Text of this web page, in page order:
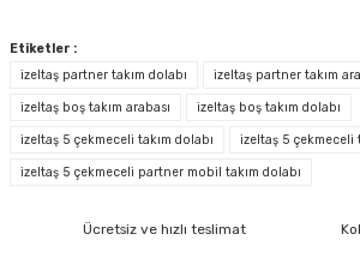
İzeltaş
İzeltaş Lokmalı Allen Uç ve Star Torx Uç Takımı
Bosch Ölçme
Etiketler :
izeltaş partner takım dolabı
izeltaş partner takım
izeltaş boş takım arabası izeltaş boş takım dolabı
izeltaş 5 çekmeceli takım dolabı izeltaş 5 çekmeceli
izeltaş 5 çekmeceli partner mobil takım dolabı
Ücretsiz ve hızlı teslimat